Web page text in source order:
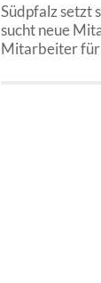
Südpfalz setzt
sucht neue
Mitarbeiter